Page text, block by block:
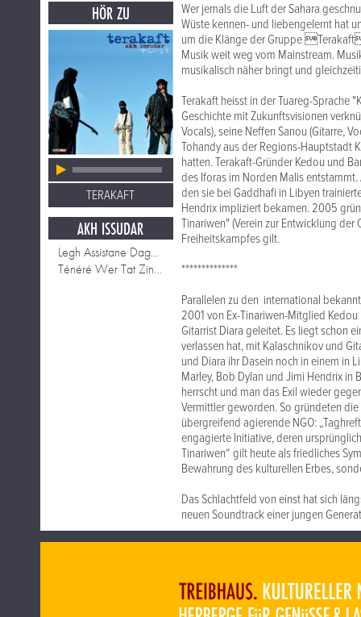
HÖR ZU
TERAKAFT
AKH ISSUDAR
Legh Assistane Dagh Aïtma
Ténéré Wer Tat Zinchegh
Wer jemals die Luft der Sahara
Wüste kennen- und liebengelernt hat
um die Klänge der Gruppe
Musik weit weg vom Mainstream.
musikalisch näher bringt und
Terakaft heisst in der Tuareg-Sprache
Geschichte mit Zukunftsvisionen
Vocals), seine Neffen Sanou (Gitarre,
Tohandy aus der Regions-Hauptstadt
hatten. Terakaft-Gründer Kedou und
des Iforas im Norden Malis
den sie bei Gaddhafi in Libyen
Hendrix impliziert bekamen. 2005
Tinariwen" (Verein zur Entwicklung der
Freiheitskampfes gilt.
**************
Parallelen zu den international
2001 von Ex-Tinariwen-Mitglied
Gitarrist Diara geleitet. Es liegt schon
verlassen hat, mit Kalaschnikov und
und Diara ihr Dasein noch in einem in
Marley, Bob Dylan und Jimi Hendrix
herrscht und man das Exil wieder
Vermittler geworden. So gründeten
übergreifend agierende NGO:
engagierte Initiative, deren
Tinariwen“ gilt heute als friedliches
Bewahrung des kulturellen Erbes,
Das Schlachtfeld von einst hat sich
neuen Soundtrack einer jungen